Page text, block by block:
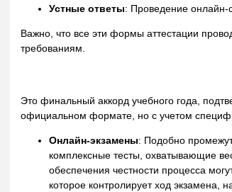
Устные ответы: Проведение онлайн-
Важно, что все эти формы аттестации
требованиям.
Это финальный аккорд учебного года,
официальном формате, но с учетом
Онлайн-экзамены: Подобно
комплексные тесты, охватывающие
обеспечения честности процесса
которое контролирует ход экзамена,